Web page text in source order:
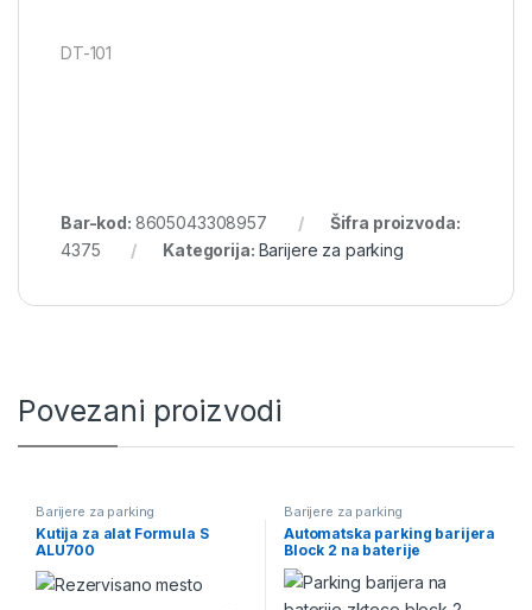
DT-101
Bar-kod: 8605043308957
Šifra proizvoda:
4375
Kategorija: Barijere za parking
Povezani proizvodi
Barijere za parking
Kutija za alat Formula S
ALU700
Barijere za parking
Automatska parking barijera
Block 2 na baterije